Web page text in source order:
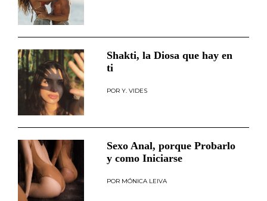
Shakti, la Diosa que hay en
ti
Y. VIDES
Sexo Anal, porque Probarlo
y como Iniciarse
MÓNICA LEIVA